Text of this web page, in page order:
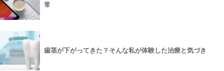
常
歯茎が下がってきた？そんな私が体験した治療と気づき